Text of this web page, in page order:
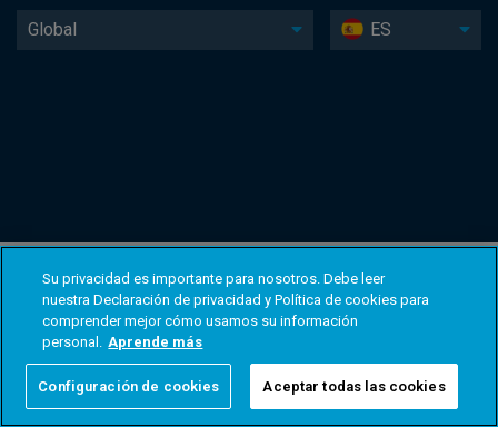
Global ES
Su privacidad es importante para nosotros. Debe leer
nuestra Declaración de privacidad y Política de cookies para
comprender mejor cómo usamos su información
personal. Aprende más
Configuración de cookies Aceptar todas las cookies